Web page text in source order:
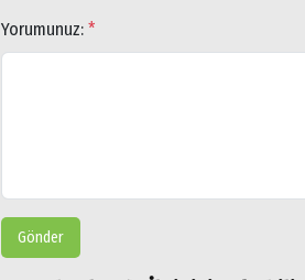
Yorumunuz: *
Gönder